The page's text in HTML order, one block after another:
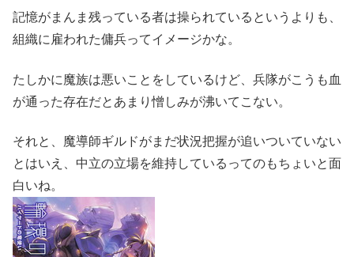
記憶がまんま残っている者は操られているというよりも、
組織に雇われた傭兵ってイメージかな。
たしかに魔族は悪いことをしているけど、兵隊がこうも血
が通った存在だとあまり憎しみが沸いてこない。
それと、魔導師ギルドがまだ状況把握が追いついていない
とはいえ、中立の立場を維持しているってのもちょいと面
白いね。